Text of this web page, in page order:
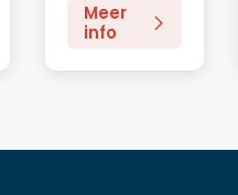
Meer
info